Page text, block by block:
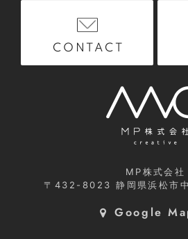
CONTACT
MP株式会社
〒432-8023静岡県浜松市
Google